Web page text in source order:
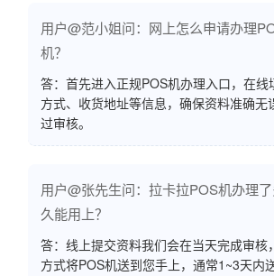
用户@范小姐问：网上怎么申请办理
机？
答：首先进入正规POS机办理入口，在线
方式、收货地址等信息，确保资料准确无
过审核。
用户@张先生问：拉卡拉POS机办理
久能用上？
答：线上提交资料我们会在当天完成审核
方式将POS机送到您手上，通常1~3天内